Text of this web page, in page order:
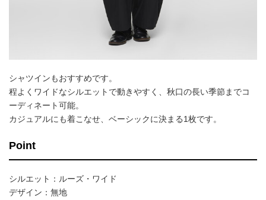
シャツインもおすすめです。
程よくワイドなシルエットで動きやすく、秋口の長い季節までコ
ーディネート可能。
カジュアルにも着こなせ、ベーシックに決まる1枚です。
Point
シルエット：ルーズ・ワイド
デザイン：無地